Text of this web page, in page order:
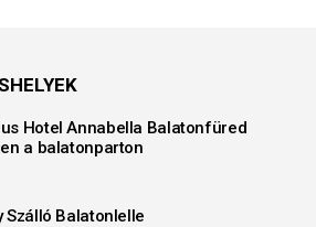
Hotel Annabella Balatonfüred
a balatonparton
Balatonlelle